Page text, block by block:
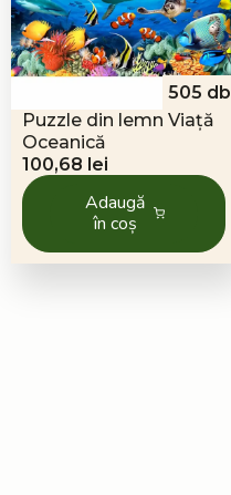
505 db
Puzzle din lemn Viață
Oceanică
100,68 lei
Adaugă
în coș